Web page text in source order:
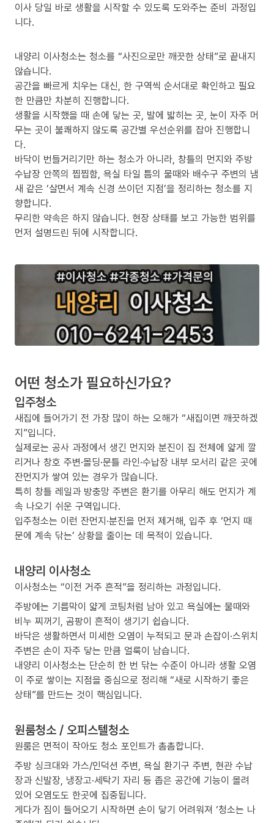
이사 당일 바로 생활을 시작할 수 있도록 도와주는 준비 과정입
니다.
내양리 이사청소는 청소를 “사진으로만 깨끗한 상태”로 끝내지
않습니다.
공간을 빠르게 치우는 대신, 한 구역씩 순서대로 확인하고 필요
한 만큼만 차분히 진행합니다.
생활을 시작했을 때 손에 닿는 곳, 발에 밟히는 곳, 눈이 자주 머
무는 곳이 불쾌하지 않도록 공간별 우선순위를 잡아 진행합니
다.
바닥이 번들거리기만 하는 청소가 아니라, 창틀의 먼지와 주방
수납장 안쪽의 찝찝함, 욕실 타일 틈의 물때와 배수구 주변의 냄
새 같은 ‘살면서 계속 신경 쓰이던 지점’을 정리하는 청소를 지
향합니다.
무리한 약속은 하지 않습니다. 현장 상태를 보고 가능한 범위를
먼저 설명드린 뒤에 시작합니다.
어떤 청소가 필요하신가요?
입주청소
새집에 들어가기 전 가장 많이 하는 오해가 “새집이면 깨끗하겠
지”입니다.
실제로는 공사 과정에서 생긴 먼지와 분진이 집 전체에 얇게 깔
리거나 창호 주변·몰딩·문틀 라인·수납장 내부 모서리 같은 곳에
잔먼지가 쌓여 있는 경우가 많습니다.
특히 창틀 레일과 방충망 주변은 환기를 아무리 해도 먼지가 계
속 나오기 쉬운 구역입니다.
입주청소는 이런 잔먼지·분진을 먼저 제거해, 입주 후 ‘먼지 때
문에 계속 닦는’ 상황을 줄이는 데 목적이 있습니다.
내양리 이사청소
이사청소는 “이전 거주 흔적”을 정리하는 과정입니다.
주방에는 기름막이 얇게 코팅처럼 남아 있고 욕실에는 물때와
비누 찌꺼기, 곰팡이 흔적이 생기기 쉽습니다.
바닥은 생활하면서 미세한 오염이 누적되고 문과 손잡이·스위치
주변은 손이 자주 닿는 만큼 얼룩이 남습니다.
내양리 이사청소는 단순히 한 번 닦는 수준이 아니라 생활 오염
이 주로 쌓이는 지점을 중심으로 정리해 “새로 시작하기 좋은
상태”를 만드는 것이 핵심입니다.
원룸청소 / 오피스텔청소
원룸은 면적이 작아도 청소 포인트가 촘촘합니다.
주방 싱크대와 가스/인덕션 주변, 욕실 환기구 주변, 현관 수납
장과 신발장, 냉장고·세탁기 자리 등 좁은 공간에 기능이 몰려
있어 오염도도 한곳에 집중됩니다.
게다가 짐이 들어오기 시작하면 손이 닿기 어려워져 ‘청소는 나